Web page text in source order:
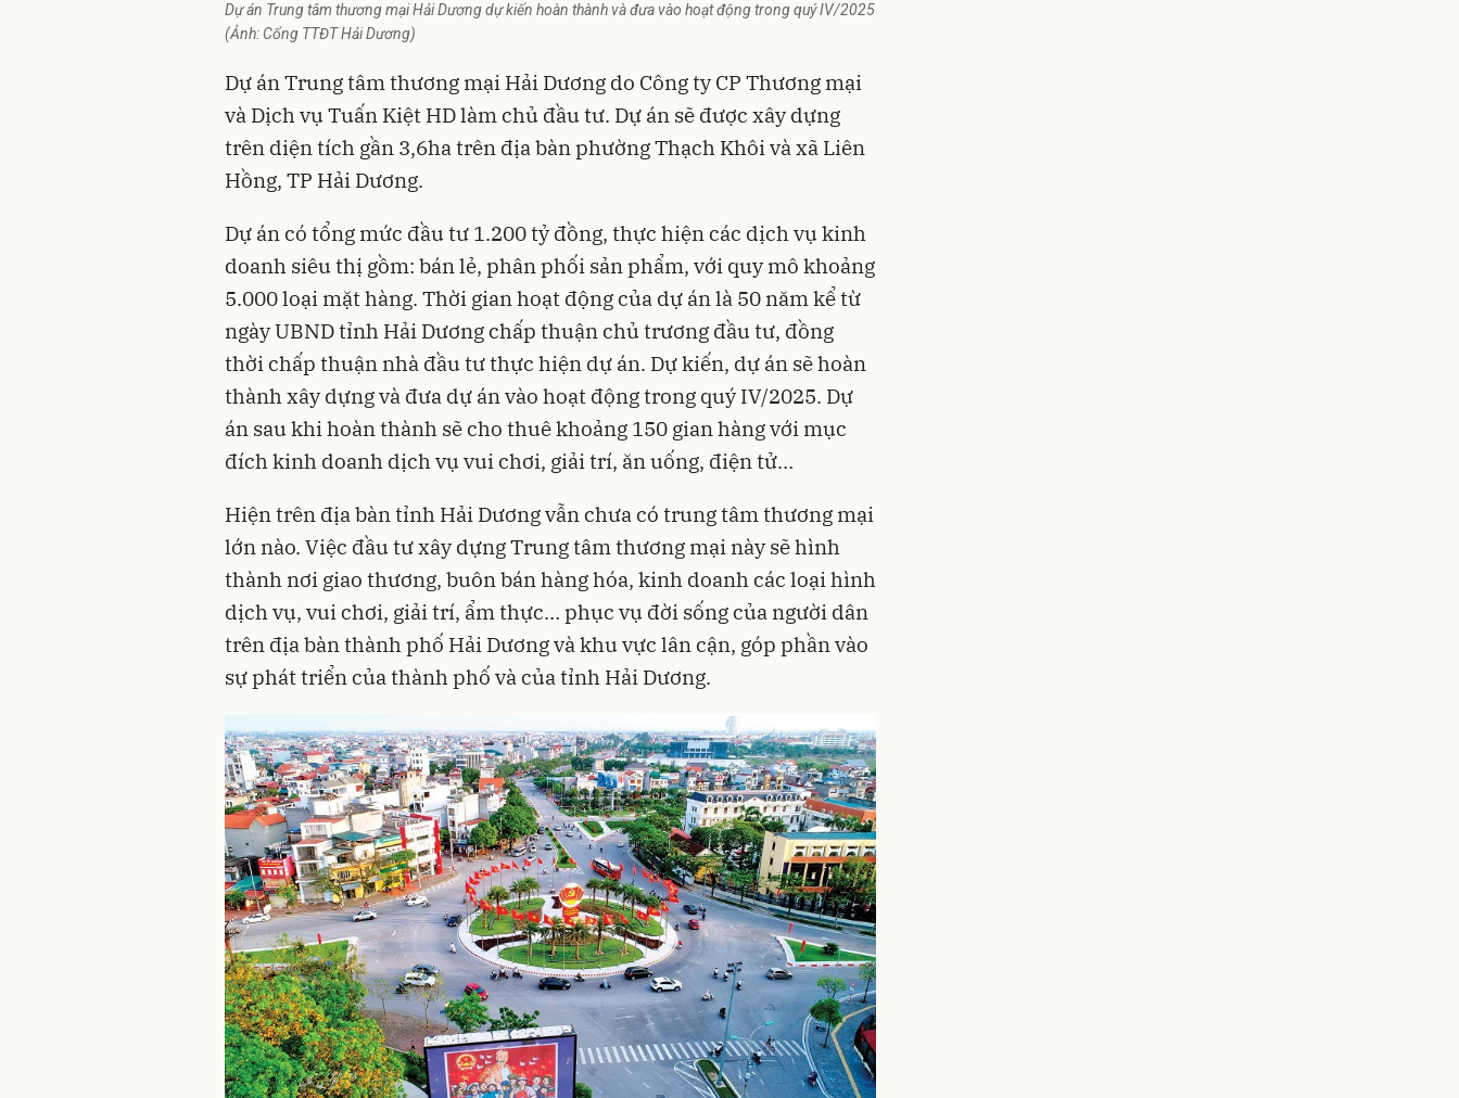
Dự án Trung tâm thương mại Hải Dương dự kiến hoàn thành và đưa vào hoạt động trong quý IV/2025
(Ảnh: Cổng TTĐT Hải Dương)
Dự án Trung tâm thương mại Hải Dương do Công ty CP Thương mại
và Dịch vụ Tuấn Kiệt HD làm chủ đầu tư. Dự án sẽ được xây dựng
trên diện tích gần 3,6ha trên địa bàn phường Thạch Khôi và xã Liên
Hồng, TP Hải Dương.
Dự án có tổng mức đầu tư 1.200 tỷ đồng, thực hiện các dịch vụ kinh
doanh siêu thị gồm: bán lẻ, phân phối sản phẩm, với quy mô khoảng
5.000 loại mặt hàng. Thời gian hoạt động của dự án là 50 năm kể từ
ngày UBND tỉnh Hải Dương chấp thuận chủ trương đầu tư, đồng
thời chấp thuận nhà đầu tư thực hiện dự án. Dự kiến, dự án sẽ hoàn
thành xây dựng và đưa dự án vào hoạt động trong quý IV/2025. Dự
án sau khi hoàn thành sẽ cho thuê khoảng 150 gian hàng với mục
đíchkinh doanh dịch vụ vui chơi, giải trí, ăn uống, điện tử…
Hiện trên địa bàn tỉnh Hải Dương vẫn chưa có trung tâm thương mại
lớn nào. Việc đầu tư xây dựng Trung tâm thương mại này sẽ hình
thành nơi giao thương, buôn bán hàng hóa, kinh doanh các loại hình
dịch vụ, vui chơi, giải trí, ẩm thực… phục vụ đời sống của người dân
trên địa bàn thành phố Hải Dương và khu vực lân cận, góp phần vào
sự phát triển của thành phố và của tỉnh Hải Dương.